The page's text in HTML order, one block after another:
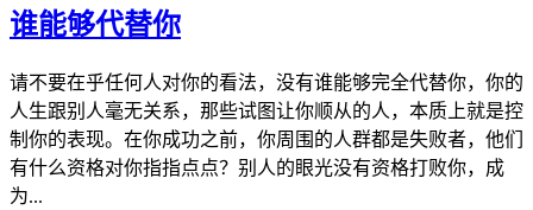
谁能够代替你
请不要在乎任何人对你的看法，没有谁能够完全代替你，你的
人生跟别人毫无关系，那些试图让你顺从的人，本质上就是控
制你的表现。在你成功之前，你周围的人群都是失败者，他们
有什么资格对你指指点点？别人的眼光没有资格打败你，成
为...